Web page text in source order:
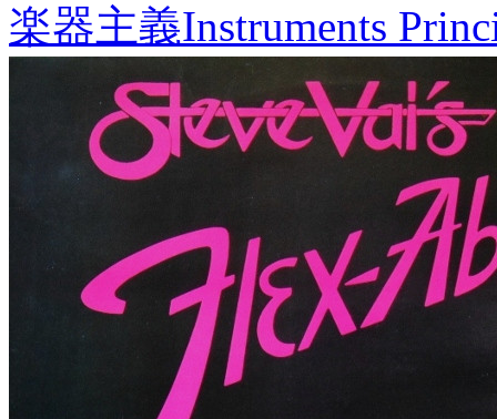
楽器主義Instruments